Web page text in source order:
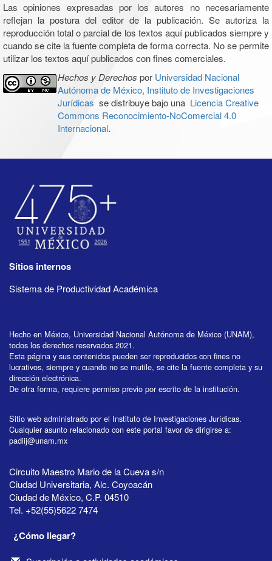
Las opiniones expresadas por los autores no necesariamente
reflejan la postura del editor de la publicación. Se autoriza la
reproducción total o parcial de los textos aquí publicados siempre y
cuando se cite la fuente completa de forma correcta. No se permite
utilizar los textos aquí publicados con fines comerciales.
Hechos y Derechos por Universidad Nacional
Autónoma de México, Instituto de Investigaciones
Jurídicas se distribuye bajo una Licencia Creative
Commons Reconocimiento-NoComercial 4.0
Internacional.
Sitios internos
Sistema de Productividad Académica
Hecho en México, Universidad Nacional Autónoma de México (UNAM),
todos los derechos reservados 2021.
Esta página y sus contenidos pueden ser reproducidos con fines no
lucrativos, siempre y cuando no se mutile, se cite la fuente completa y su
dirección electrónica.
De otra forma, requiere permiso previo por escrito de la institución.
Sitio web administrado por el Instituto de Investigaciones Jurídicas.
Cualquier asunto relacionado con este portal favor de dirigirse a:
padiij@unam.mx
Circuito Maestro Mario de la Cueva s/n
Ciudad Universitaria, Alc. Coyoacán
Ciudad de México, C.P. 04510
Tel. +52(55)5622 7474
¿Cómo llegar?